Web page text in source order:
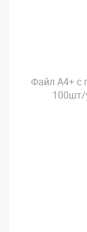
Файл А4+ с
100шт/